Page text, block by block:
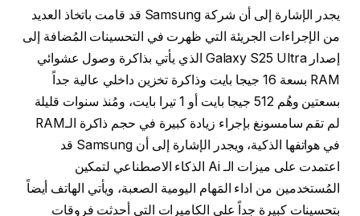
يجدر الإشارة إلى أن شركة Samsung قد قامت باتخاذ العديد
من الإجراءات الجريئة التي ظهرت في التحسينات المُضافة إلى
إصدار Galaxy S25 Ultra الذي يأتي بذاكرة وصول عشوائي
RAM بسعة 16 جيجا بايت وذاكرة تخزين داخلي عالية جداً
بسعتين وهُم 512 جيجا بايت أو 1 تيرا بايت، ومُنذ سنوات قليلة
لم تقم سامسونغ بإجراء زيادة كبيرة في حجم ذاكرة الـRAM
في هواتفها الذكية، ويجدر الإشارة إلى أن Samsung قد
اعتمدت على ميزات الـ Ai الذكاء الاصطناعي لتمكين
المُستخدمين من اداء المَهام اليومية الصعبة، ويأتي الهاتف أيضاً
بتحسينات كبيرة جداً على الكاميرات التي أحدثت فروقات